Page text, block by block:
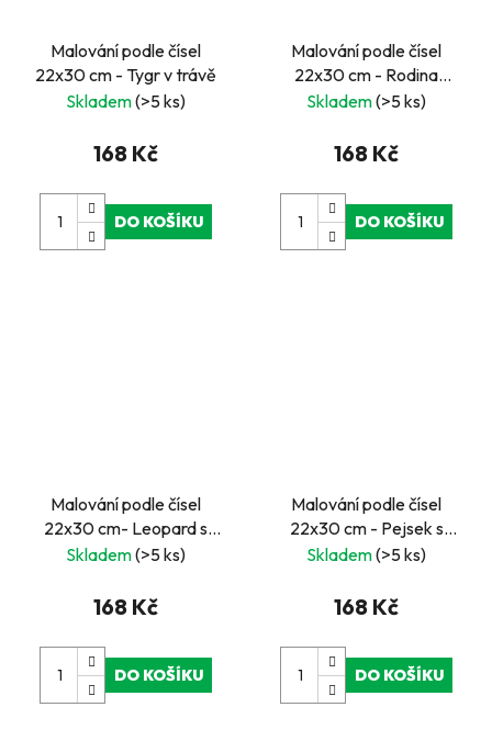
Malování podle čísel
22x30 cm - Tygr v trávě
Skladem(>5 ks)
168 Kč
DO KOŠÍKU
Malování podle čísel
22x30 cm - Rodina
tučňáků
Skladem(>5 ks)
168 Kč
DO KOŠÍKU
Malování podle čísel
22x30 cm- Leopard s
mláďatem
Skladem(>5 ks)
168 Kč
DO KOŠÍKU
Malování podle čísel
22x30 cm - Pejsek s
novinami
Skladem(>5 ks)
168 Kč
DO KOŠÍKU